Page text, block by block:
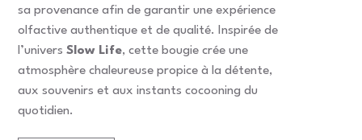
sa provenance afin de garantir une expérience
olfactive authentique et de qualité. Inspirée de
l’universSlow Life, cette bougie crée une
atmosphère chaleureuse propice à la détente,
aux souvenirs et aux instants cocooning du
quotidien.